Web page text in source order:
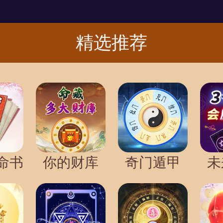
精选推荐
书 你的财库 奇门遁甲